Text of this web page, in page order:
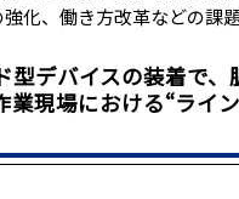
化、働き方改革などの課
型デバイスの装着で、
業現場における“ライ